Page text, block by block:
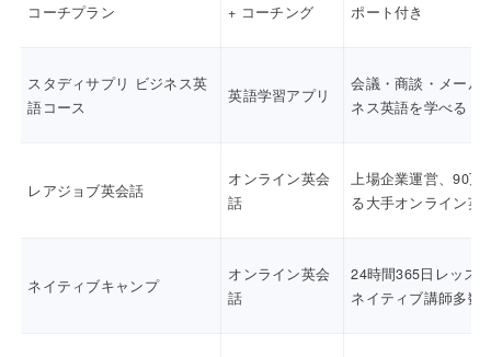
コーチプラン
+ コーチング
ポート付き
スタディサプリ ビジネス英
語コース
英語学習アプリ
会議・商談・メール
ネス英語を学べる
レアジョブ英会話
オンライン英会
話
上場企業運営、90万
る大手オンライン英
ネイティブキャンプ
オンライン英会
話
24時間365日レッス
ネイティブ講師多数